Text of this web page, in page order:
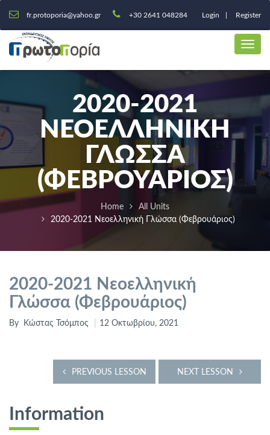
fr.protoporia@yahoo.gr +30 2641 048284 Login Register
2020-2021
ΝΕΟΕΛΛΗΝΙΚΉ
ΓΛΏΣΣΑ
(ΦΕΒΡΟΥΆΡΙΟΣ)
Home
All Units
2020-2021 Νεοελληνική Γλώσσα (Φεβρουάριος)
2020-2021 Νεοελληνική
Γλώσσα (Φεβρουάριος)
By Κώστας Τσόμπος 12 Οκτωβρίου, 2021
NEXT LESSON
PREVIOUS LESSON
Information